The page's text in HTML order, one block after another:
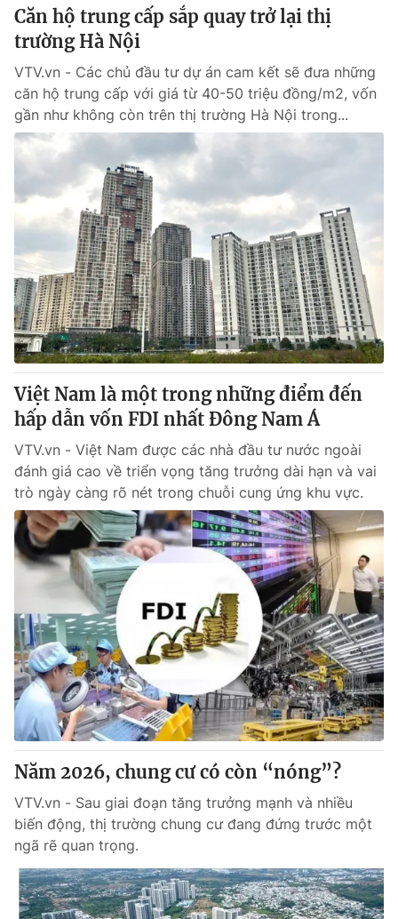
Căn hộ trung cấp sắp quay trở lại thị
trường Hà Nội
VTV.vn - Các chủ đầu tư dự án cam kết sẽ đưa những
căn hộ trung cấp với giá từ 40-50 triệu đồng/m2, vốn
gần như không còn trên thị trường Hà Nội trong...
Việt Nam là một trong những điểm đến
hấp dẫn vốn FDI nhất Đông Nam Á
VTV.vn - Việt Nam được các nhà đầu tư nước ngoài
đánh giá cao về triển vọng tăng trưởng dài hạn và vai
trò ngày càng rõ nét trong chuỗi cung ứng khu vực.
Năm 2026, chung cư có còn “nóng”?
VTV.vn - Sau giai đoạn tăng trưởng mạnh và nhiều
biến động, thị trường chung cư đang đứng trước một
ngã rẽ quan trọng.